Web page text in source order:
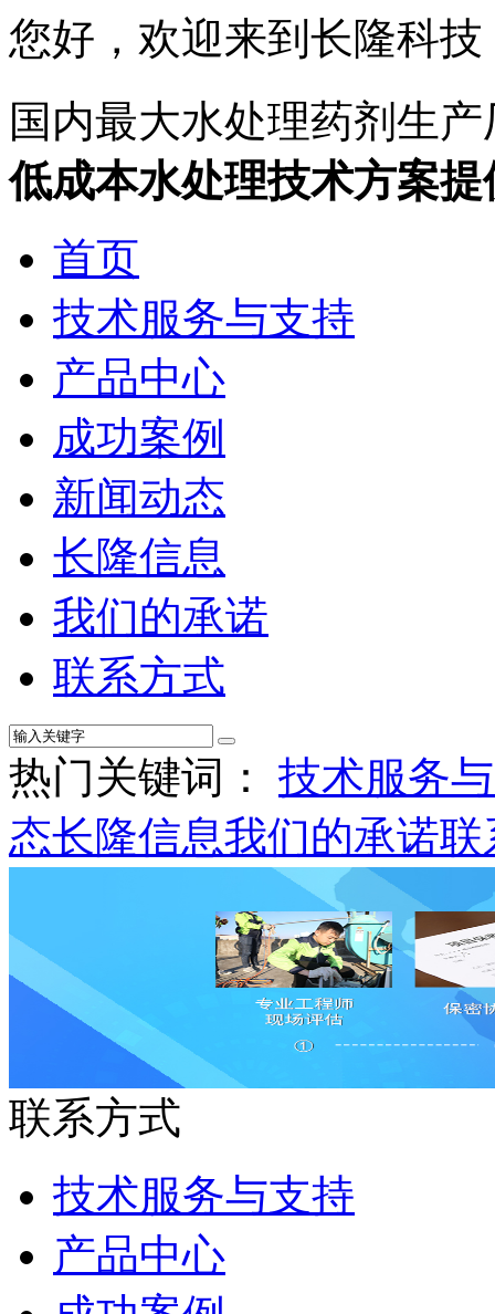
您好，欢迎来到长隆科技
国内最大水处理药剂生产
低成本水处理技术方案提
首页
技术服务与支持
产品中心
成功案例
新闻动态
长隆信息
我们的承诺
联系方式
热门关键词： 技术服务
态长隆信息我们的承诺联
联系方式
技术服务与支持
产品中心